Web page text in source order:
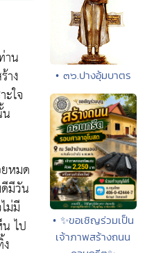
าน
าง
ะใจ
หมด
มีวัน
ม่มี
ไป
• ๓๖.ปางอุ้มบาตร
• ✨ขอเชิญร่วมเป็น
เจ้าภาพสร้างถนน